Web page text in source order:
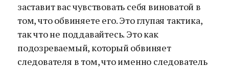
заставит вас чувствовать себя виноватой в
том, что обвиняете его. Это глупая тактика,
так что не поддавайтесь. Это как
подозреваемый, который обвиняет
следователя в том, что именно следователь